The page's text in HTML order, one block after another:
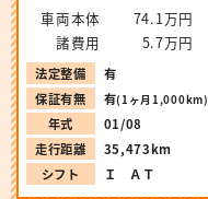
車両本体
74.1万円
諸費用
5.7万円
法定整備
有
保証有無
有(1ヶ月1,000km)
年式
01/08
走行距離
35,473km
シフト
Ｉ ＡＴ